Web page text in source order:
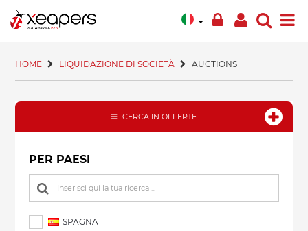
HOME LIQUIDAZIONE DI SOCIETÀ AUCTIONS
CERCA IN OFFERTE
PER PAESI
SPAGNA